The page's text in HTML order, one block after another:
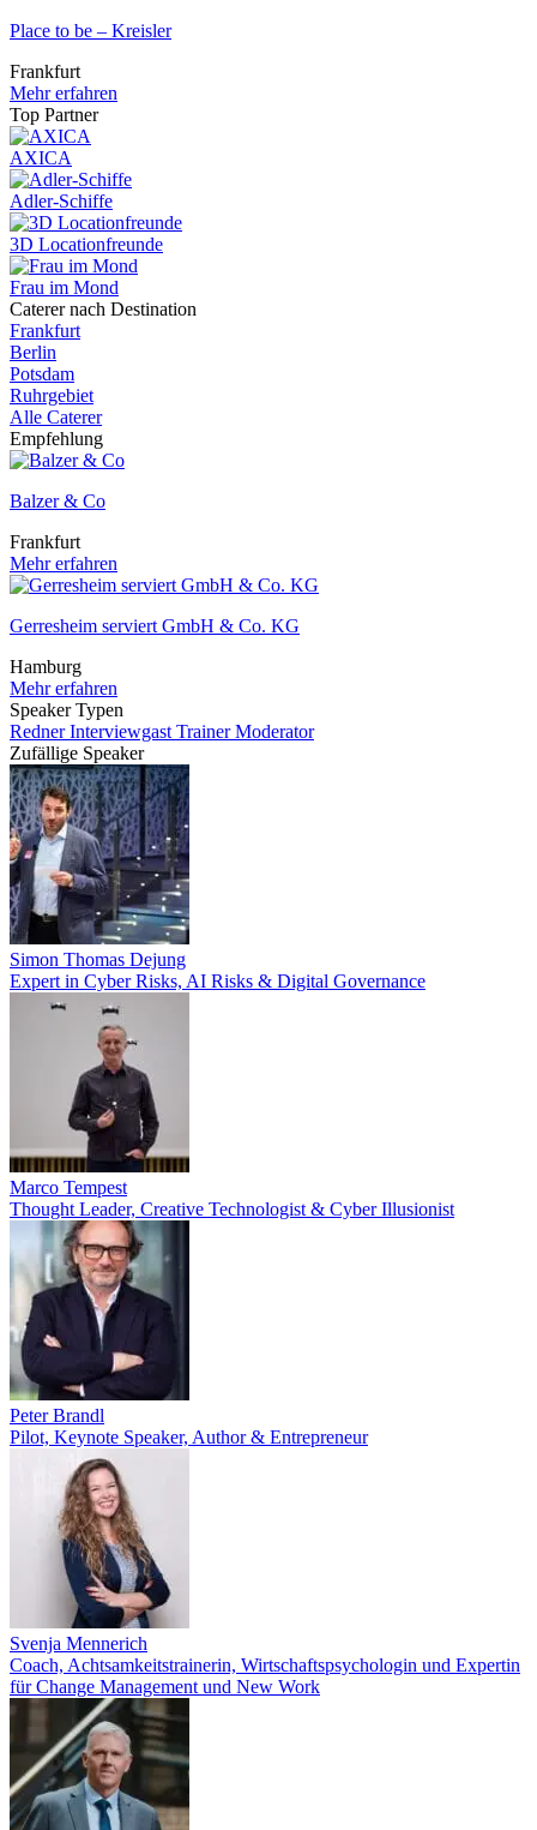
Place to be – Kreisler
Frankfurt
Mehr erfahren
Top Partner
AXICA
Adler-Schiffe
3D Locationfreunde
Frau im Mond
Caterer nach Destination
Frankfurt
Berlin
Potsdam
Ruhrgebiet
Alle Caterer
Empfehlung
Balzer & Co
Frankfurt
Mehr erfahren
Gerresheim serviert GmbH & Co. KG
Hamburg
Mehr erfahren
Speaker Typen
RednerInterviewgast TrainerModerator
Zufällige Speaker
Simon Thomas Dejung
Expert in Cyber Risks, AI Risks & Digital Governance
Marco Tempest
Thought Leader, Creative Technologist & Cyber Illusionist
Peter Brandl
Pilot, Keynote Speaker, Author & Entrepreneur
Svenja Mennerich
Coach, Achtsamkeitstrainerin, Wirtschaftspsychologin und Expertin
für Change Management und New Work